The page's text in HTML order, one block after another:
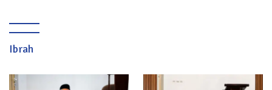
Ibrah